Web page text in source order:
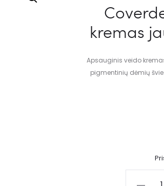
kremas
Apsauginis veido
pigmentinių dėmių